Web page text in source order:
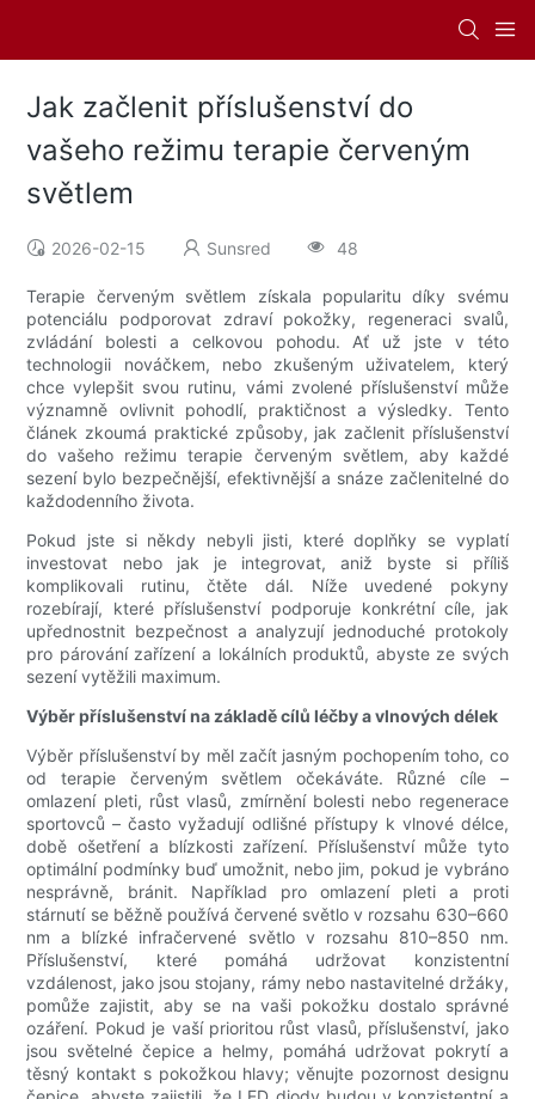
Jak začlenit příslušenství do
vašeho režimu terapie červeným
světlem
2026-02-15 Sunsred 48
Terapie červeným světlem získala popularitu díky svému
potenciálu podporovat zdraví pokožky, regeneraci svalů,
zvládání bolesti a celkovou pohodu. Ať už jste v této
technologii nováčkem, nebo zkušeným uživatelem, který
chce vylepšit svou rutinu, vámi zvolené příslušenství může
významně ovlivnit pohodlí, praktičnost a výsledky. Tento
článek zkoumá praktické způsoby, jak začlenit příslušenství
do vašeho režimu terapie červeným světlem, aby každé
sezení bylo bezpečnější, efektivnější a snáze začlenitelné do
každodenního života.
Pokud jste si někdy nebyli jisti, které doplňky se vyplatí
investovat nebo jak je integrovat, aniž byste si příliš
komplikovali rutinu, čtěte dál. Níže uvedené pokyny
rozebírají, které příslušenství podporuje konkrétní cíle, jak
upřednostnit bezpečnost a analyzují jednoduché protokoly
pro párování zařízení a lokálních produktů, abyste ze svých
sezení vytěžili maximum.
Výběr příslušenství na základě cílů léčby a vlnových délek
Výběr příslušenství by měl začít jasným pochopením toho, co
od terapie červeným světlem očekáváte. Různé cíle –
omlazení pleti, růst vlasů, zmírnění bolesti nebo regenerace
sportovců – často vyžadují odlišné přístupy k vlnové délce,
době ošetření a blízkosti zařízení. Příslušenství může tyto
optimální podmínky buď umožnit, nebo jim, pokud je vybráno
nesprávně, bránit. Například pro omlazení pleti a proti
stárnutí se běžně používá červené světlo v rozsahu 630–660
nm a blízké infračervené světlo v rozsahu 810–850 nm.
Příslušenství, které pomáhá udržovat konzistentní
vzdálenost, jako jsou stojany, rámy nebo nastavitelné držáky,
pomůže zajistit, aby se na vaši pokožku dostalo správné
ozáření. Pokud je vaší prioritou růst vlasů, příslušenství, jako
jsou světelné čepice a helmy, pomáhá udržovat pokrytí a
těsný kontakt s pokožkou hlavy; věnujte pozornost designu